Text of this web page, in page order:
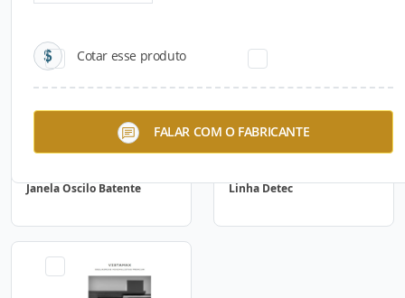
Cotar esse produto
FALAR COM O FABRICANTE
Janela Oscilo Batente Linha Detec